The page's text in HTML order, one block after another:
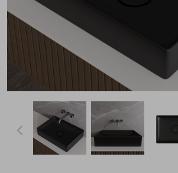
View larger imageView larger image